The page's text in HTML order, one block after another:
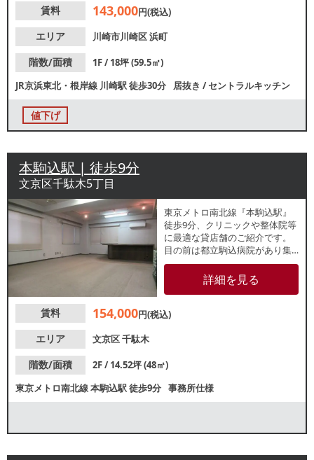
もご相談可能です。諸条件等、
賃料 143,000円(税込)
エリア
川崎市川崎区浜町
階数/面積
1F / 18坪 (59.5㎡)
JR京浜東北・根岸線 川崎駅徒歩30分 居抜き /セントラルキッチン
値下げ
本駒込駅 | 徒歩9分
文京区千駄木5丁目
東京メトロ南北線『本駒込駅』
徒歩9分、クリニックや整体院等
に最適な貸店舗のご紹介です。
目の前は都立駒込病院があり集
客のしやすい立地です。大通り
沿いかつバス停目の前でアクセ
ス良好！業種等、お気軽にお問
詳細を見る
賃料 154,000円(税込)
エリア
文京区千駄木
階数/面積
2F / 14.52坪 (48㎡)
東京メトロ南北線本駒込駅徒歩9分 事務所仕様